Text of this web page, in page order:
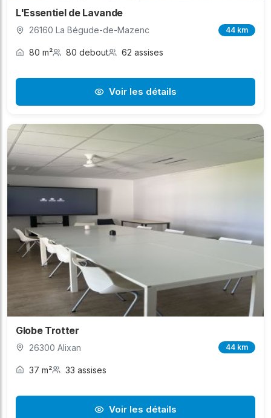
L'Essentiel de Lavande
26160 La Bégude-de-Mazenc 44 km
80 m² 80 debout 62 assises
Voir les détails
Globe Trotter
26300 Alixan 44 km
37 m² 33 assises
Voir les détails